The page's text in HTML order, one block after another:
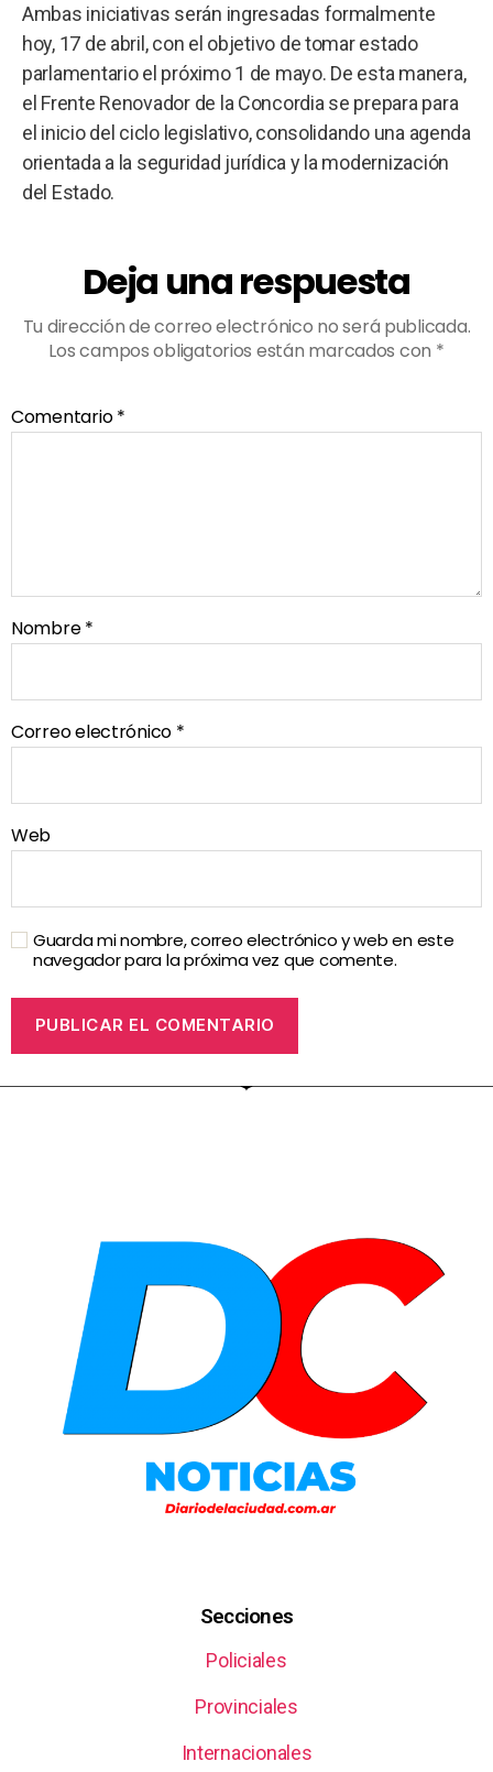
Ambas iniciativas serán ingresadas formalmente
hoy, 17 de abril, con el objetivo de tomar estado
parlamentario el próximo 1 de mayo. De esta manera,
el Frente Renovador de la Concordia se prepara para
el inicio del ciclo legislativo, consolidando una agenda
orientada a la seguridad jurídica y la modernización
del Estado.
Deja una respuesta
Tu dirección de correo electrónico no será publicada.
Los campos obligatorios están marcados con *
Comentario*
Nombre*
Correo electrónico *
Web
Guarda mi nombre, correo electrónico y web en este
navegador para la próxima vez que comente.
Secciones
Policiales
Provinciales
Internacionales